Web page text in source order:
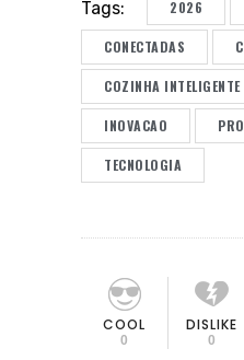
Tags: 2026
CONECTADAS
COZINHA INTELIGENTE
INOVACAO
TECNOLOGIA
COOL
0
DISLIKE
0